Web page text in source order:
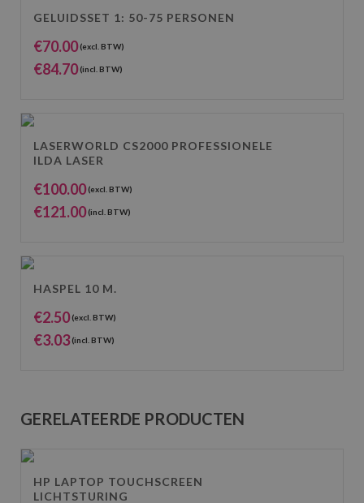
GELUIDSSET 1: 50-75 PERSONEN
€70.00(excl. BTW)
€84.70(incl. BTW)
LASERWORLD CS2000 PROFESSIONELE
ILDA LASER
€100.00(excl. BTW)
€121.00(incl. BTW)
HASPEL 10 M.
€2.50(excl. BTW)
€3.03(incl. BTW)
GERELATEERDE PRODUCTEN
HP LAPTOP TOUCHSCREEN
LICHTSTURING